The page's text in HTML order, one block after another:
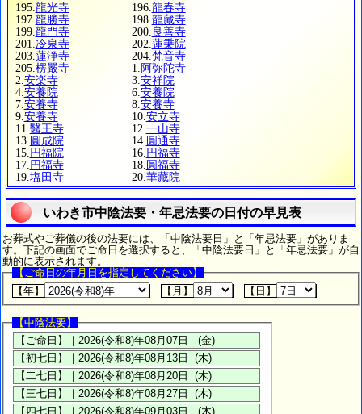
195. 龍光寺 196. 龍春寺
197. 龍勝寺 198. 龍藏寺
199. 龍門寺 200. 良善寺
201. 冷泉寺 202. 蓮乗院
203. 蓮浄寺 204. 梵音寺
205. 楞嚴寺 1. 阿弥陀寺
2. 安楽寺 3. 安祥院
4. 安養院 6. 安養院
7. 安養寺 8. 安養寺
9. 安養寺 10. 安立寺
11. 醫王寺 12. 一山寺
13. 圓成院 14. 圓通寺
15. 円福院 16. 円福寺
17. 円福寺 18. 圓福寺
19. 塩田寺 20. 華藏院
いわき市中陰法要・年忌法要の日付の早見表
お葬式やご葬儀の後の法要には、「中陰法要日」と「年忌法要」がありま
す。下記の画面でご命日を選択すると、「中陰法要日」と「年忌法要」が自
動的に表示されます。
【ご命日の年月日を指定してください】
【年】
【月】 【日】
【中陰法要】